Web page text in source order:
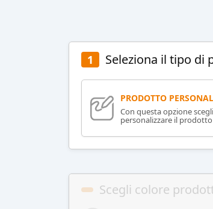
1 Seleziona il tipo di
PRODOTTO
Con questa opzione
personalizzare il
Scegli colore